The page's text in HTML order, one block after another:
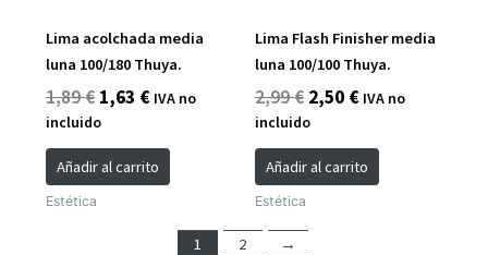
Lima acolchada media
luna 100/180 Thuya.
1,89€ 1,63 € IVA no
incluido
Añadir al carrito
Estética
Lima Flash Finisher media
luna 100/100 Thuya.
2,99€ 2,50 € IVA no
incluido
Añadir al carrito
Estética
1 2 →